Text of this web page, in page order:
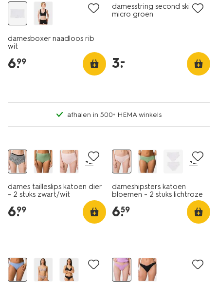
damesboxer naadloos rib
wit
6.
99
damesstring second skin
micro groen
3.
–
afhalen in 500+ HEMA winkels
+2
dames tailleslips katoen dier
- 2 stuks zwart/wit
6.
99
+2
dameshipsters katoen
bloemen - 2 stuks lichtroze
6.
59